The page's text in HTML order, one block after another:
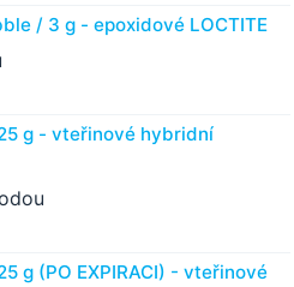
/ 3 g - epoxidové LOCTITE
g - vteřinové hybridní
g (PO EXPIRACI) - vteřinové